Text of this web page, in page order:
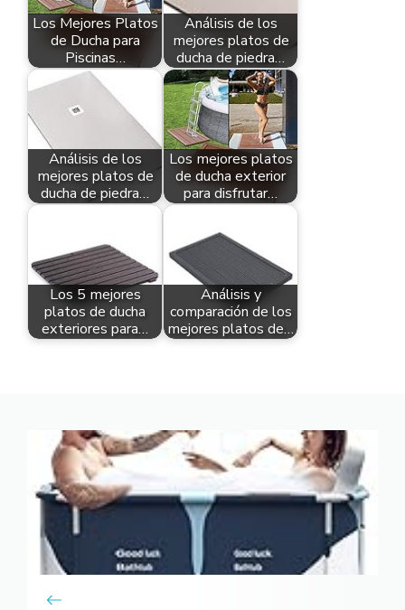
Los Mejores Platos
de Ducha para
Piscinas…
Análisis de los
mejores platos de
ducha de piedra…
Análisis de los
mejores platos de
ducha de piedra…
Los mejores platos
de ducha exterior
para disfrutar…
Los 5 mejores
platos de ducha
exteriores para…
Análisis y
comparación de los
mejores platos de…